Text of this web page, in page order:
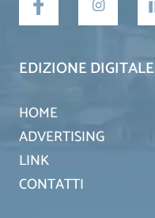
EDIZIONE DIGITALE
HOME
ADVERTISING
LINK
CONTATTI